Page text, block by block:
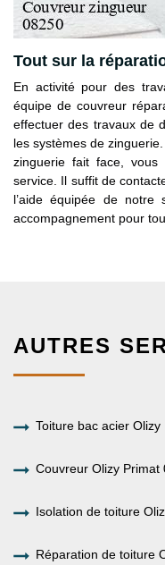
Tout sur la
En activité pour des
équipe de couvreur
effectuer des travaux de
les systèmes de
zinguerie fait face,
service. Il suffit de
l’aide équipée de notre
accompagnement pour
AUTRES
Toiture bac acier
Couvreur Olizy Primat
Isolation de toiture
Réparation de toiture